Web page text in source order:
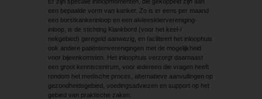
een bepaalde vorm van kanker. Zo is er eens per maand
een borstkankerinloop en een alvleeskliervereniging-
inloop, is de stichting Klankbord (voor het keel-/
nekgebied) ­geregeld aanwezig, en faciliteert het inloophuis
ook andere patiëntenverenigingen met de mogelijkheid
voor bijeenkomsten. Het inloophuis verzorgt daarnaast
een groot kenniscentrum, voor iedereen die vragen heeft
rondom het medische proces, alternatieve aanvullingen op
gezondheidsgebied, voedingsadviezen en support op het
gebied van praktische zaken.